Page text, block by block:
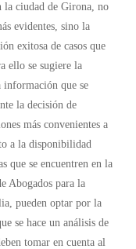
la ciudad de Girona, no
evidentes, sino la
exitosa de casos que
ello se sugiere la
información que se
la decisión de
más convenientes a
a la disponibilidad
que se encuentren en la
Abogados para la
pueden optar por la
se hace un análisis de
tomar en cuenta al